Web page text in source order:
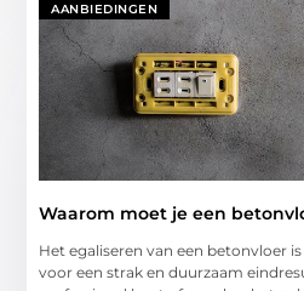
AANBIEDINGEN
Waarom moet je een
Het egaliseren van een betonvloer
voor een strak en duurzaam